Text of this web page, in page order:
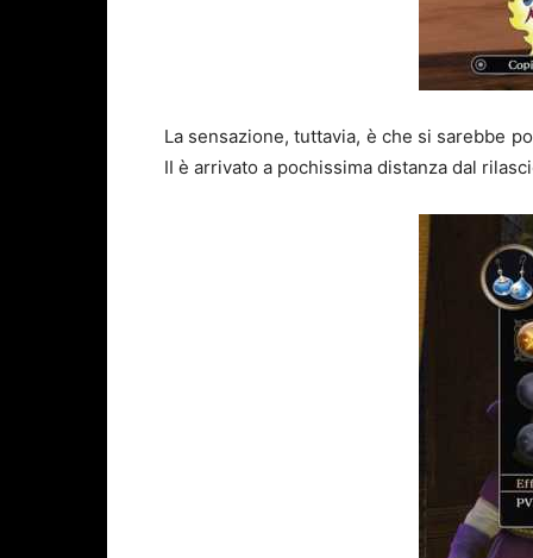
La sensazione, tuttavia, è che si sarebbe
II è arrivato a pochissima distanza dal